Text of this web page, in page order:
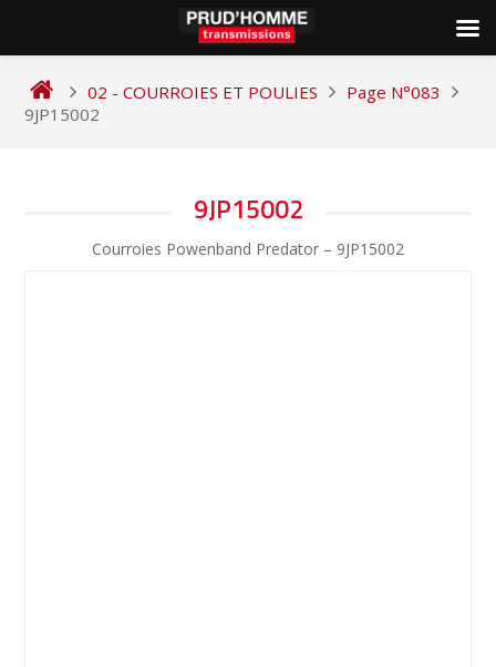
content
02 - COURROIES ET POULIES
Page N°083
9JP15002
9JP15002
Courroies Powenband Predator – 9JP15002